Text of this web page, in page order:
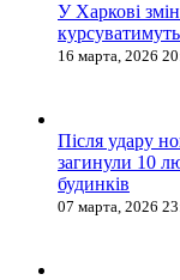
У Харкові
16 марта, 2026
Після удару
загинули 10
будинків
07 марта, 2026